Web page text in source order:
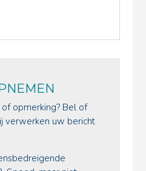
opmerking? Belof
verwerken uw bericht